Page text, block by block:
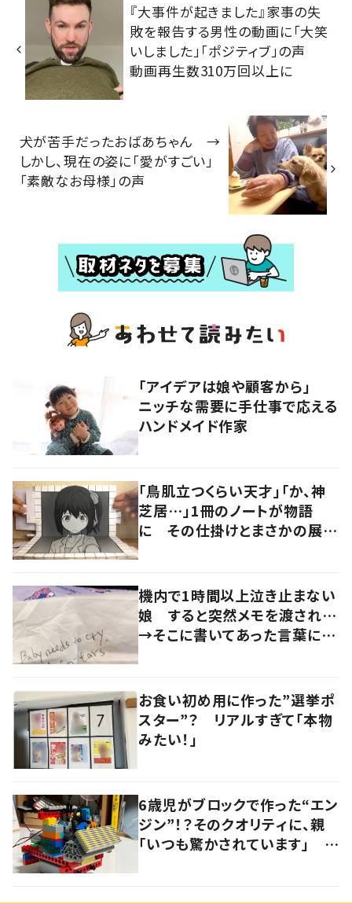
『大事件が起きました』家事の失
敗を報告する男性の動画に「大笑
いしました」「ポジティブ」の声
動画再生数310万回以上に
犬が苦手だったおばあちゃん →
しかし、現在の姿に「愛がすごい」
「素敵なお母様」の声
「アイデアは娘や顧客から」
ニッチな需要に手仕事で応える
ハンドメイド作家
「鳥肌立つくらい天才」「か、神
芝居…」1冊のノートが物語
に その仕掛けとまさかの展開
機内で1時間以上泣き止まない
娘 すると突然メモを渡され…
→そこに書いてあった言葉に
お食い初め用に作った”選挙ポ
スター”？ リアルすぎて「本物
みたい！」
6歳児がブロックで作った“エン
ジン”！？そのクオリティに、親
「いつも驚かされています」 作